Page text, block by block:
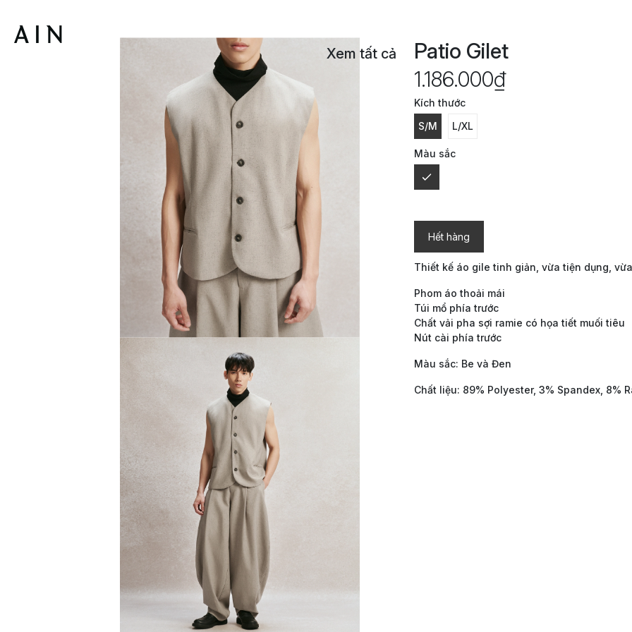
Xem tất cả
Patio Gilet
1.186.000₫
Kích thước
S/M
L/XL
Màu sắc
Hết hàng
Thiết kế áo gile tinh giản, vừa tiện dụng,
Phom áo thoải mái
Túi mổ phía trước
Chất vải pha sợi ramie có họa tiết muối tiêu
Nút cài phía trước
Màu sắc: Be và Đen
Chất liệu: 89% Polyester, 3% Spandex, 8%